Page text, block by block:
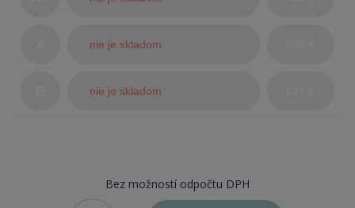
nie je skladom
nie je skladom
Bez možností odpočtu DPH